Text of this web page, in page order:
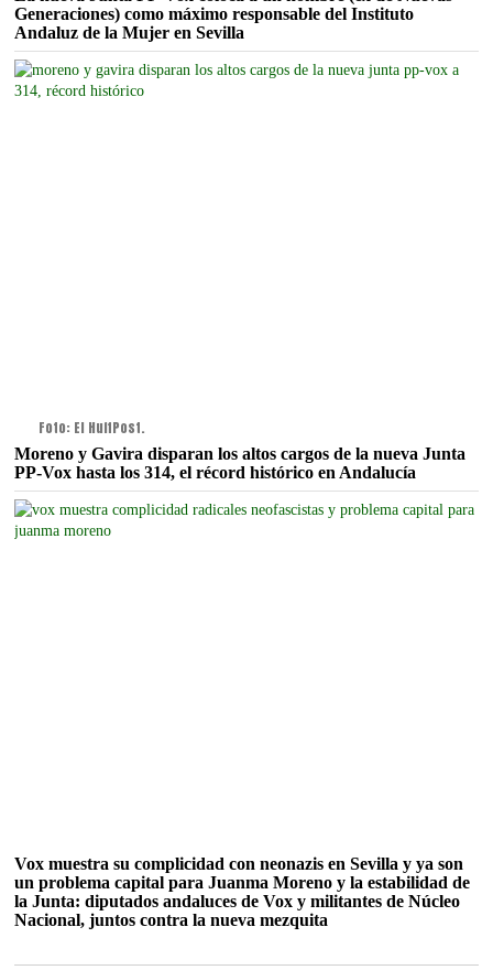
Generaciones) como máximo responsable del Instituto
Andaluz de la Mujer en Sevilla
Foto: El HuffPost.
Moreno y Gavira disparan los altos cargos de la nueva Junta
PP-Vox hasta los 314, el récord histórico en Andalucía
Vox muestra su complicidad con neonazis en Sevilla y ya son
un problema capital para Juanma Moreno y la estabilidad de
la Junta: diputados andaluces de Vox y militantes de Núcleo
Nacional, juntos contra la nueva mezquita